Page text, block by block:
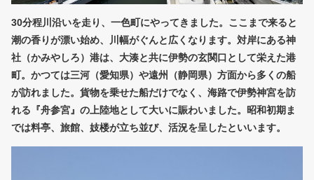
30分程川沿いを走り、一色町にやってきました。ここまで来ると
潮の香りが漂い始め、川幅がぐんと広くなります。対岸にある神
社（かみやしろ）港は、大湊と共に伊勢の玄関口として栄えた港
町。かつては三河（愛知県）や遠州（静岡県）方面から多くの船
が訪れました。貨物を乗せた船だけでなく、海路で伊勢神宮を訪
れる『舟参宮』の上陸地として大いに賑わいました。昭和初期ま
では料亭、旅館、妓楼が立ち並び、活況を呈したといいます。